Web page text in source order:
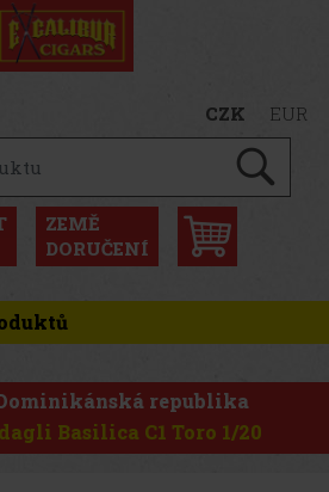
CZK EUR
ZEMĚ
DORUČENÍ
republika
Basilica C1 Toro 1/20